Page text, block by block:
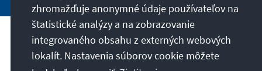
Naše poslanie
zhromažďuje anonymné údaje používateľov na
štatistické analýzy a na zobrazovanie
integrovaného obsahu z externých webových
lokalít. Nastavenia súborov cookie môžete